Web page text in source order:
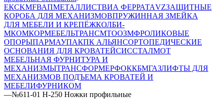
ЕКCKMFВАПМЕТАЛЛИСТВИА ФЕРРАТАVZЗАЩИТНЫЕ
КОРОБА ДЛЯ МЕХАНИЗМОВПРУЖИННАЯ ЗМЕЙКА
ДЛЯ МЕБЕЛИ И КРЕПЁЖКОЛБИ-
МКОМКОРМЕБЕЛЬТРАНСMTOОЗМФРОЛИКОВЫЕ
ОПОРЫПАРМАУПАКПК АЛЬЯНСОРТОПЕДИЧЕСКИЕ
ОСНОВАНИЯ ДЛЯ КРОВАТЕЙСИССТАЛМОТ
МЕБЕЛЬНАЯ ФУРНИТУРА И
МЕХАНИЗМЫТРАНСФОРМЕРФОККБМГАЗЛИФТЫ ДЛЯ
МЕХАНИЗМОВ ПОДЪЕМА КРОВАТЕЙ И
МЕБЕЛИФУРНИКОМ
—№611-01 H-250 Ножки профильные